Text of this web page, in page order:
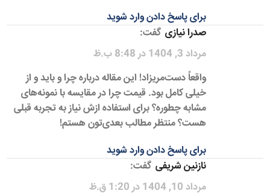
برای پاسخ دادن وارد شوید
صدرا نیازی گفت:
مرداد 3, 1404 در 8:48 ب.ظ
واقعاً دست‌مریزاد! این مقاله درباره چرا و باید و از
خیلی کامل بود. قیمت چرا در مقایسه با نمونه‌های
مشابه چطوره؟ برای استفاده ازش نیاز به تجربه قبلی
هست؟ منتظر مطالب بعدی‌تون هستم!
برای پاسخ دادن وارد شوید
نازنین شریفی گفت:
مرداد 10, 1404 در 1:20 ق.ظ